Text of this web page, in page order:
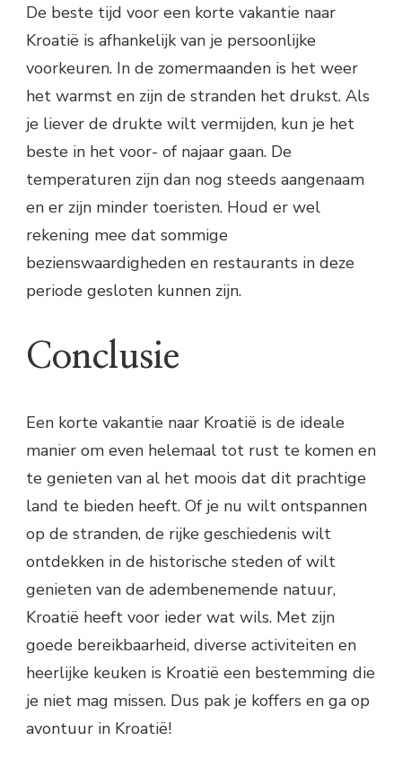
De beste tijd voor een korte vakantie naar
Kroatië is afhankelijk van je persoonlijke
voorkeuren. In de zomermaanden is het weer
het warmst en zijn de stranden het drukst. Als
je liever de drukte wilt vermijden, kun je het
beste in het voor- of najaar gaan. De
temperaturen zijn dan nog steeds aangenaam
en er zijn minder toeristen. Houd er wel
rekening mee dat sommige
bezienswaardigheden en restaurants in deze
periode gesloten kunnen zijn.
Conclusie
Een korte vakantie naar Kroatië is de ideale
manier om even helemaal tot rust te komen en
te genieten van al het moois dat dit prachtige
land te bieden heeft. Of je nu wilt ontspannen
op de stranden, de rijke geschiedenis wilt
ontdekken in de historische steden of wilt
genieten van de adembenemende natuur,
Kroatië heeft voor ieder wat wils. Met zijn
goede bereikbaarheid, diverse activiteiten en
heerlijke keuken is Kroatië een bestemming die
je niet mag missen. Dus pak je koffers en ga op
avontuur in Kroatië!